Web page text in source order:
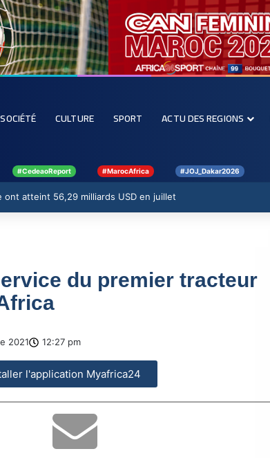
SOCIÉTÉ CULTURE SPORT ACTU DES REGIONS
#CedeaoReport #MarocAfrica #JOJ_Dakar2026
ont atteint 56,29 milliards USD en juillet
du premier tracteur
2021 12:27 pm
l'application Myafrica24